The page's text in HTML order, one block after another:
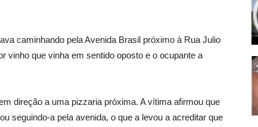
caminhando pela Avenida Brasil próximo à Rua Julio
vinho que vinha em sentido oposto e o ocupante a
direção a uma pizzaria próxima. A vítima afirmou que
seguindo-a pela avenida, o que a levou a acreditar que